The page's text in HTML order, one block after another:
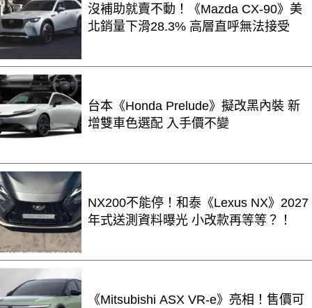
沒補助就賣不動！《Mazda CX-90》美
北銷量下滑28.3% 高層直呼無法接受
台本《Honda Prelude》擬改黑內裝 新
增雙車色選配 入手價不變
NX200不能停！和泰《Lexus NX》2027
年式送測資料曝光 小改款再等等？！
《Mitsubishi ASX VR-e》亮相！售價可